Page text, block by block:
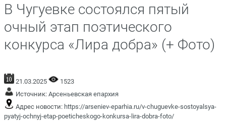
В Чугуевке состоялся пятый
очный этап поэтического
конкурса «Лира добра» (+ Фото)
21.03.2025
1523
Источник: Арсеньевская епархия
Адрес новости: https://arseniev-eparhia.ru/v-chuguevke-sostoyalsya-
pyatyj-ochnyj-etap-poeticheskogo-konkursa-lira-dobra-foto/